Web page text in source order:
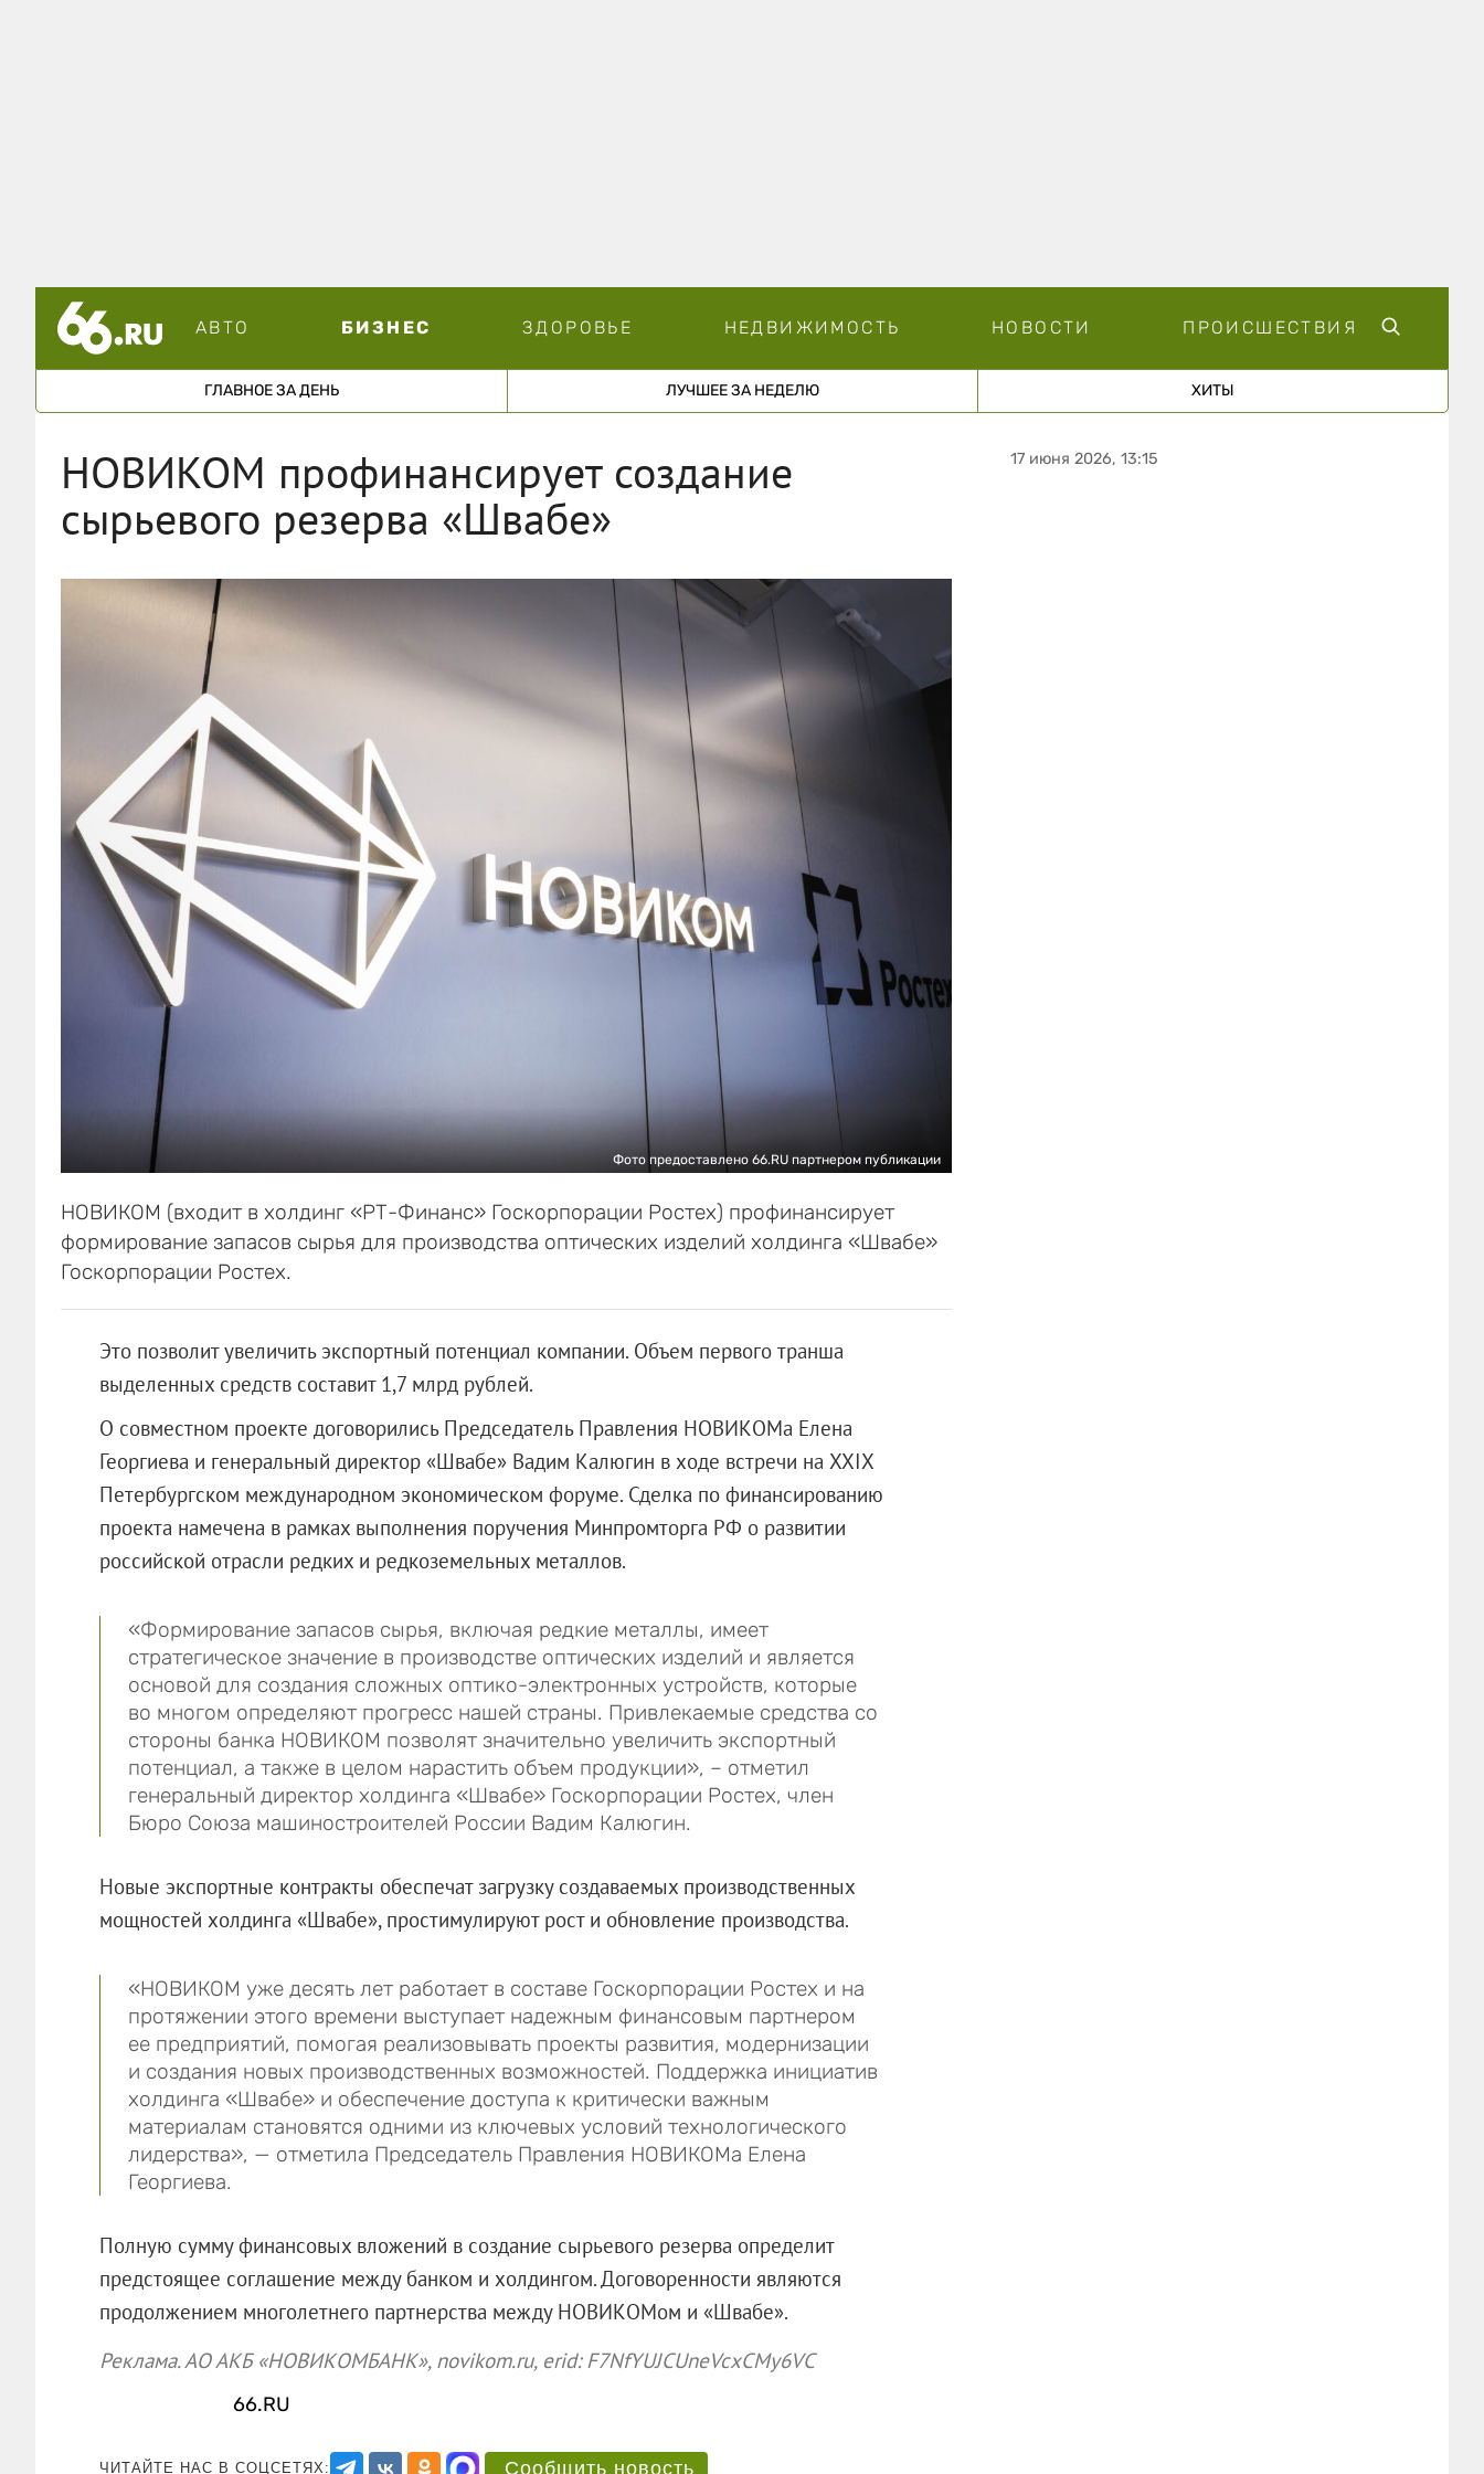
АВТО БИЗНЕС ЗДОРОВЬЕ НЕДВИЖИМОСТЬ НОВОСТИ ПРОИСШЕСТВИЯ
ГЛАВНОЕ ЗА ДЕНЬ ЛУЧШЕЕ ЗА НЕДЕЛЮ ХИТЫ
НОВИКОМ профинансирует создание
сырьевого резерва «Швабе»
Фото предоставлено 66.RU партнером публикации
НОВИКОМ (входит в холдинг «РТ-Финанс» Госкорпорации Ростех) профинансирует
формирование запасов сырья для производства оптических изделий холдинга «Швабе»
Госкорпорации Ростех.
Это позволит увеличить экспортный потенциал компании. Объем первого транша
выделенных средств составит 1,7 млрд рублей.
О совместном проекте договорились Председатель Правления НОВИКОМа Елена
Георгиева и генеральный директор «Швабе» Вадим Калюгин в ходе встречи на XXIX
Петербургском международном экономическом форуме. Сделка по финансированию
проекта намечена в рамках выполнения поручения Минпромторга РФ о развитии
российской отрасли редких и редкоземельных металлов.
«Формирование запасов сырья, включая редкие металлы, имеет
стратегическое значение в производстве оптических изделий и является
основой для создания сложных оптико-электронных устройств, которые
во многом определяют прогресс нашей страны. Привлекаемые средства со
стороны банка НОВИКОМ позволят значительно увеличить экспортный
потенциал, а также в целом нарастить объем продукции», – отметил
генеральный директор холдинга «Швабе» Госкорпорации Ростех, член
Бюро Союза машиностроителей России Вадим Калюгин.
Новые экспортные контракты обеспечат загрузку создаваемых производственных
мощностей холдинга «Швабе», простимулируют рост и обновление производства.
«НОВИКОМ уже десять лет работает в составе Госкорпорации Ростех и на
протяжении этого времени выступает надежным финансовым партнером
ее предприятий, помогая реализовывать проекты развития, модернизации
и создания новых производственных возможностей. Поддержка инициатив
холдинга «Швабе» и обеспечение доступа к критически важным
материалам становятся одними из ключевых условий технологического
лидерства», — отметила Председатель Правления НОВИКОМа Елена
Георгиева.
Полную сумму финансовых вложений в создание сырьевого резерва определит
предстоящее соглашение между банком и холдингом. Договоренности являются
продолжением многолетнего партнерства между НОВИКОМом и «Швабе».
Реклама. АО АКБ «НОВИКОМБАНК», novikom.ru, erid: F7NfYUJCUneVcxCMy6VC
66.RU
ЧИТАЙТЕ НАС В СОЦСЕТЯХ: Сообщить новость
17 июня 2026, 13:15